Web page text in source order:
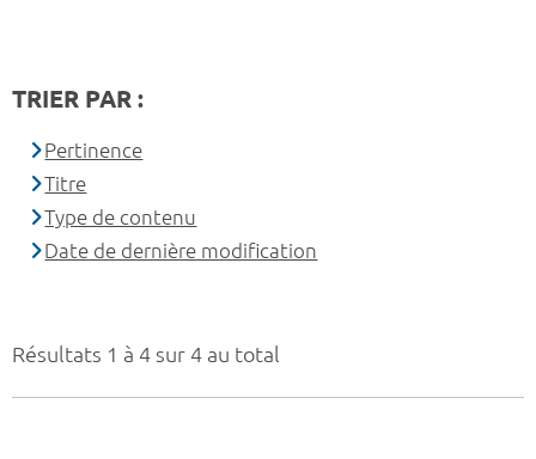
Résultats 1 à 4 sur 4 au total
TRIER PAR :
Pertinence
Titre
Type de contenu
Date de dernière modification